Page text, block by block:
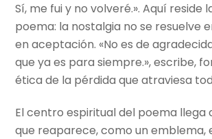
Sí, me fui y no volveré.». Aquí reside
poema: la nostalgia no se resuelve
en aceptación. «No es de
que ya es para siempre.», escribe,
ética de la pérdida que atraviesa
El centro espiritual del poema llega
que reaparece, como un emblema,